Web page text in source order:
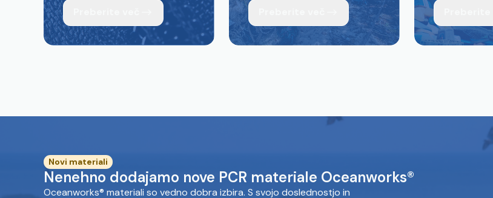
Novi materiali
Nenehno dodajamo nove PCR materiale Oceanworks®
Oceanworks® materiali so vedno dobra izbira. S svojo doslednostjo in